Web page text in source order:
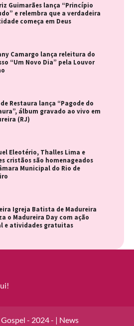
Guimarães lança “Princípio
e relembra que a verdadeira
começa em Deus
Camargo lança releitura do
“Um Novo Dia” pela Louvor
Restaura lança “Pagode do
álbum gravado ao vivo em
(RJ)
Eleotério, Thalles Lima e
cristãos são homenageados
Municipal do Rio de
Igreja Batista de Madureira
o Madureira Day com ação
e atividades gratuitas
- 2024 - | News